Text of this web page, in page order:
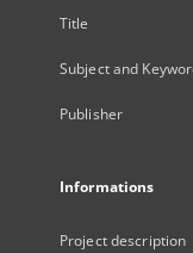
Title
Subject and
Publisher
Informations
Project description